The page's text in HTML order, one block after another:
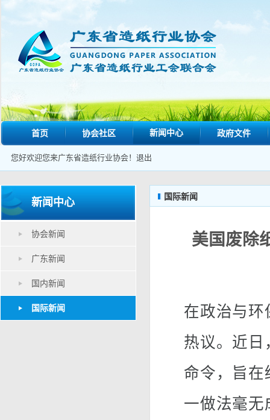
首页 协会社区 新闻中心 政府文件
您好欢迎您来广东省造纸行业协会！ 退出
新闻中心
协会新闻
广东新闻
国内新闻
国际新闻
国际新闻
美国废除
在政治与环
热议。近日
命令，旨在
一做法毫无